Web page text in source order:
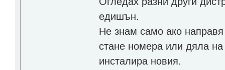
едишън.
Не знам само ако
стане номера или дяла
инсталира новия.